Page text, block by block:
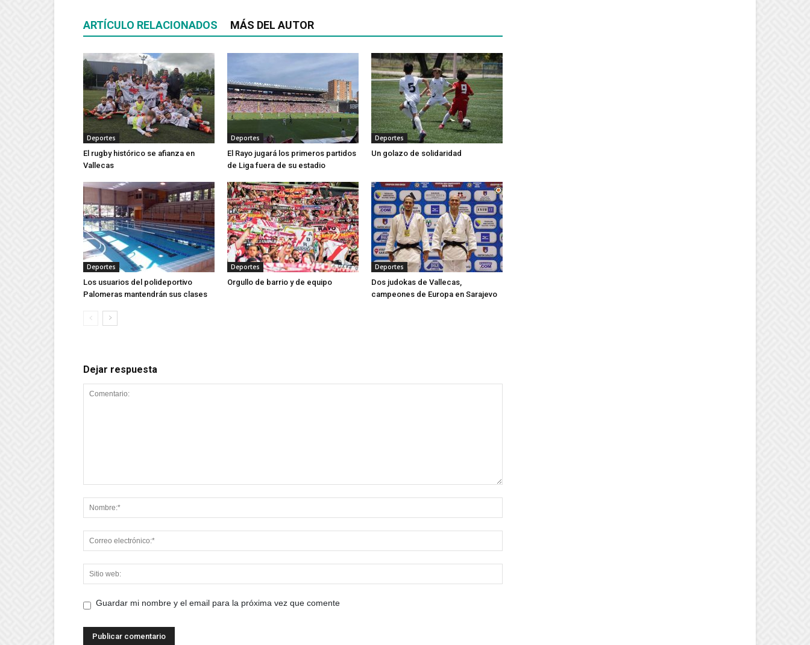
ARTÍCULO RELACIONADOS MÁS DEL AUTOR
Deportes
El rugby histórico se afianza en
Vallecas
Deportes
El Rayo jugará los primeros partidos
de Liga fuera de su estadio
Deportes
Un golazo de solidaridad
Deportes
Los usuarios del polideportivo
Palomeras mantendrán sus clases
Deportes
Orgullo de barrio y de equipo
Deportes
Dos judokas de Vallecas,
campeones de Europa en Sarajevo
Dejar respuesta
Guardar mi nombre y el email para la próxima vez que comente